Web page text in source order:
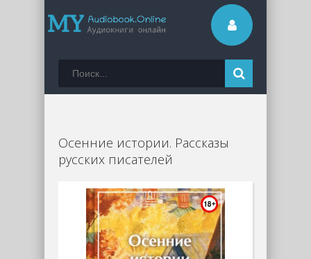
Осенние истории. Рассказы
русских писателей